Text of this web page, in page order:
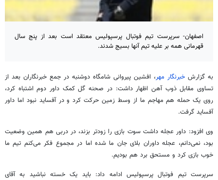
اصفهان- سرپرست تیم فوتبال پرسپولیس معتقد است بعد از پنج سال
قهرمانی همه بر علیه تیم آنها بسیج شدند.
به گزارش خبرنگار مهر، افشین پیروانی شامگاه دوشنبه در جمع خبرنگاران بعد از
تساوی مقابل ذوب آهن اظهار داشت: در صحنه گل کمک داور دوم اشتباه کرد،
روی یک حمله هم مهاجم ما از وسط زمین حرکت کرد و در آفساید نبود اما داور
آفساید گرفت.
وی افزود: داور عجله داشت سوت بازی را زودتر بزند، در دربی هم همین وضعیت
بود، نمی‌دانم، عجله داوران بلای جان ما شده اما در مجموع فکر می‌کنم تیم ما
خوب بازی کرد و مستحق برد هم بودیم.
سرپرست تیم فوتبال پرسپولیس ادامه داد: باید یک خسته نباشید به آقای